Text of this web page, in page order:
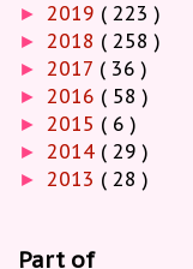
► 2019 ( 223 )
► 2018 ( 258 )
► 2017 ( 36 )
► 2016 ( 58 )
► 2015 ( 6 )
► 2014 ( 29 )
► 2013 ( 28 )
Part of